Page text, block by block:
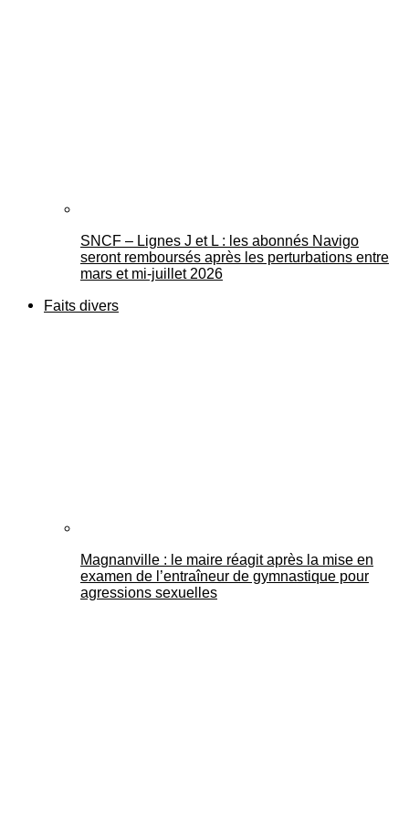
SNCF – Lignes J et L : les abonnés Navigo
seront remboursés après les perturbations entre
mars et mi-juillet 2026
Faits divers
Magnanville : le maire réagit après la mise en
examen de l’entraîneur de gymnastique pour
agressions sexuelles